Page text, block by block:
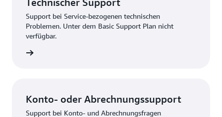
Support bei Service-bezogenen technischen
Problemen. Unter dem Basic Support Plan nicht
verfügbar.
Konto- oder Abrechnungssupport
Support bei Konto- und Abrechnungsfragen